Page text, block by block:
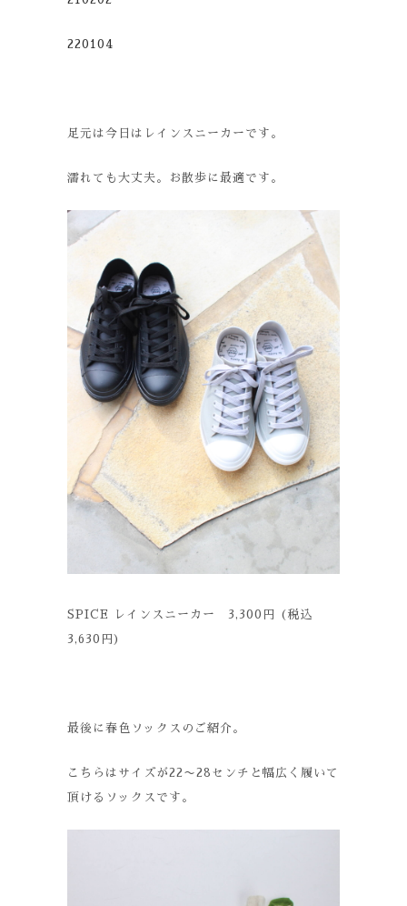
220104
足元は今日はレインスニーカーです。
濡れても大丈夫。お散歩に最適です。
SPICE レインスニーカー 3,300円 (税込
3,630円)
最後に春色ソックスのご紹介。
こちらはサイズが22〜28センチと幅広く履いて
頂けるソックスです。